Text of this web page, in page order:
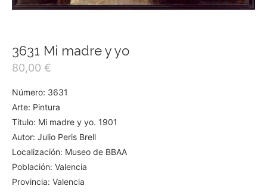
3631 Mi madre y yo
80,00 €
Número: 3631
Arte: Pintura
Título: Mi madre y yo. 1901
Autor: Julio Peris Brell
Localización: Museo de BBAA
Población: Valencia
Provincia: Valencia